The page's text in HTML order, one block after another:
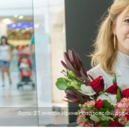
Фото: 27 января Ирине Ноздровской